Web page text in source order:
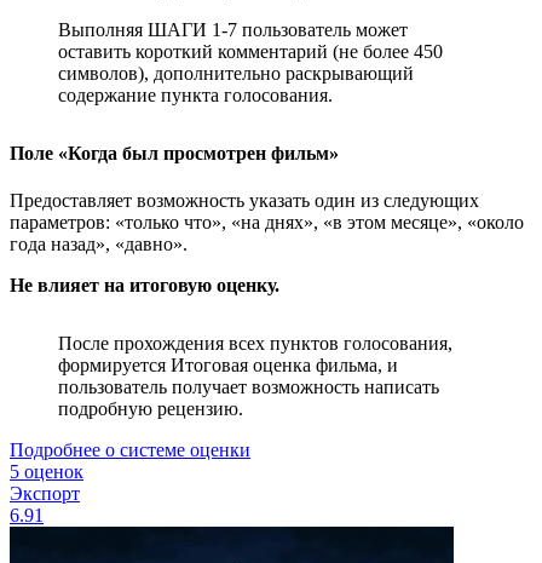
Выполняя ШАГИ 1-7 пользователь может
оставить короткий комментарий (не более 450
символов), дополнительно раскрывающий
содержание пункта голосования.
Поле «Когда был просмотрен фильм»
Предоставляет возможность указать один из следующих
параметров: «только что», «на днях», «в этом месяце», «около
года назад», «давно».
Не влияет на итоговую оценку.
После прохождения всех пунктов голосования,
формируется Итоговая оценка фильма, и
пользователь получает возможность написать
подробную рецензию.
Подробнее о системе оценки
5 оценок
Экспорт
6.91